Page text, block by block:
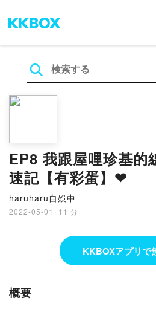
EP8 我跟屋哩珍基的
速記【有彩蛋】❤
haruharu自娛中
2022-05-01 · 11 分
KKBOXアプリで
概要